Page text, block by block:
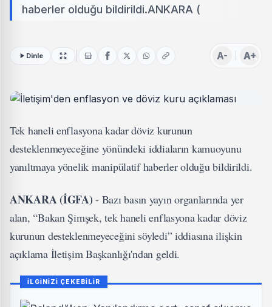
haberler olduğu bildirildi.ANKARA (
Dinle A- A+
Tek haneli enflasyona kadar döviz kurunun
desteklenmeyeceğine yönündeki iddiaların kamuoyunu
yanıltmaya yönelik manipülatif haberler olduğu bildirildi.
ANKARA (İGFA) - Bazı basın yayın organlarında yer
alan, “Bakan Şimşek, tek haneli enflasyona kadar döviz
kurunun desteklenmeyeceğini söyledi” iddiasına ilişkin
açıklama İletişim Başkanlığı'ndan geldi.
İLGİNİZİ ÇEKEBİLİR